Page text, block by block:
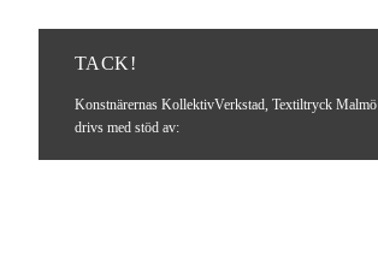
TACK!
Konstnärernas KollektivVerkstad, Textiltryck Malmö
drivs med stöd av: